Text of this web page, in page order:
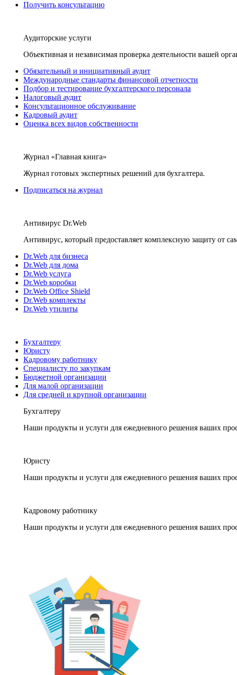
Получить консультацию
Аудиторские услуги
Объективная и независимая проверка деятельности вашей
Обязательный и инициативный аудит
Международные стандарты финансовой отчетности
Подбор и тестирование бухгалтерского персонала
Налоговый аудит
Консультационное обслуживание
Кадровый аудит
Оценка всех видов собственности
Журнал «Главная книга»
Журнал готовых экспертных решений для бухгалтера.
Подписаться на журнал
Антивирус Dr.Web
Антивирус, который предоставляет комплексную защиту от
Dr.Web для бизнеса
Dr.Web для дома
Dr.Web услуга
Dr.Web коробки
Dr.Web Office Shield
Dr.Web комплекты
Dr.Web утилиты
Бухгалтеру
Юристу
Кадровому работнику
Специалисту по закупкам
Бюджетной организации
Для малой организации
Для средней и крупной организации
Бухгалтеру
Наши продукты и услуги для ежедневного решения ваших
Юристу
Наши продукты и услуги для ежедневного решения ваших
Кадровому работнику
Наши продукты и услуги для ежедневного решения ваших